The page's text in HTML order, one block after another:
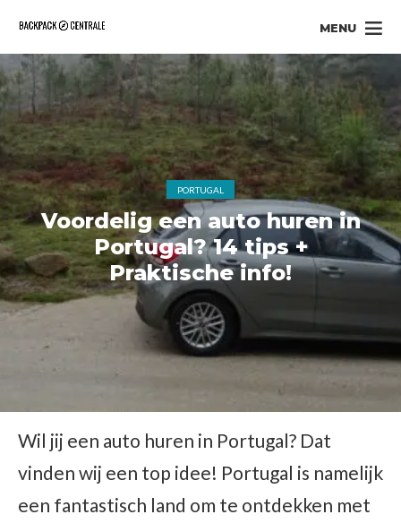
MENU
PORTUGAL
Voordelig een auto huren in
Portugal? 14 tips +
Praktische info!
Wil jij een auto huren in Portugal? Dat
vinden wij een top idee! Portugal is namelijk
een fantastisch land om te ontdekken met